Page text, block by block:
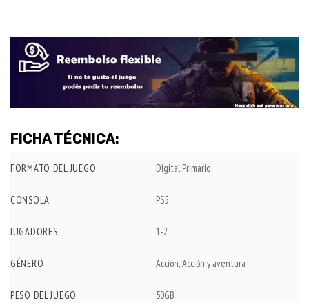
FICHA TÉCNICA:
FORMATO DEL JUEGO Digital Primario
CONSOLA PS5
JUGADORES 1-2
GÉNERO Acción, Acción y aventura
PESO DEL JUEGO 50GB